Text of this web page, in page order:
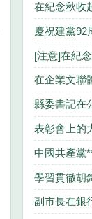
在企業文聯
表彰會上的
副市長在銀